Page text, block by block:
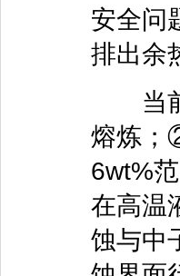
安全问
排出余
当前
熔炼；
6wt%
在高温
蚀与中